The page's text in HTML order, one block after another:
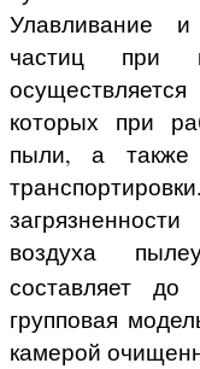
Улавливание
частиц при
которых при
пыли, а также
воздуха
составляет до
групповая
камерой